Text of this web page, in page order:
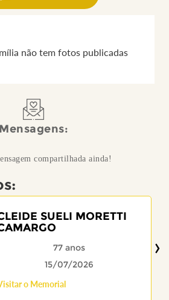
não tem fotos publicadas
Mensagens:
compartilhada ainda!
SUELI MORETTI
77 anos
15/07/2026
o Memorial
›